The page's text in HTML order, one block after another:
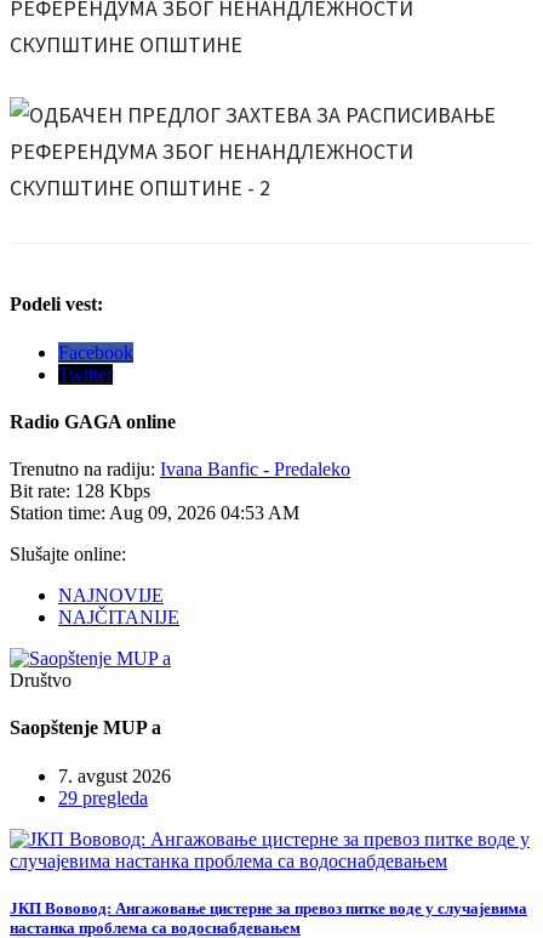
Podeli vest:
Facebook
Twitter
Radio GAGA online
Trenutno na radiju: Ivana Banfic - Predaleko
Bit rate: 128 Kbps
Station time: Aug 09, 2026 04:53 AM
Slušajte online:
NAJNOVIJE
NAJČITANIJE
Društvo
Saopštenje MUP a
7. avgust 2026
29 pregleda
ЈКП Вововод: Ангажовање цистерне за превоз питке воде у случајевима
настанка проблема са водоснабдевањем